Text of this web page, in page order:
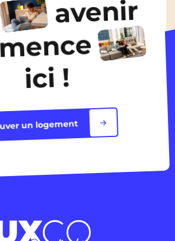
logementsavenir
ici !
un logement